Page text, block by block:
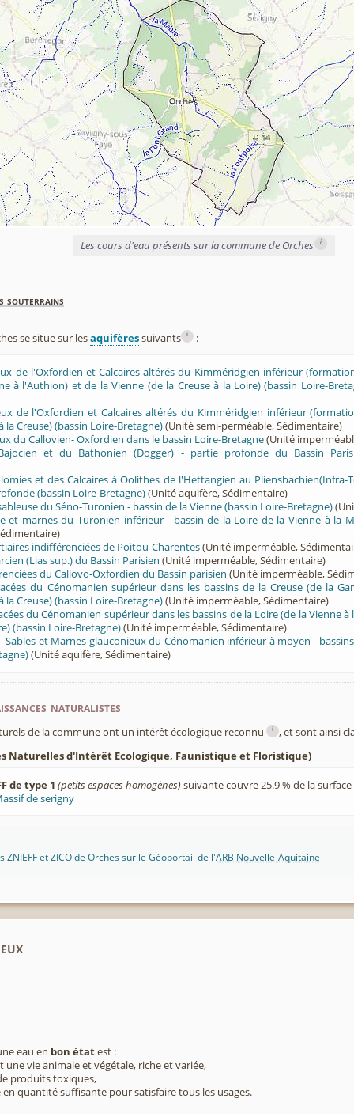
Les cours d'eau présents sur la commune de Orches i
souterrains
se situe sur lesaquifèressuivants i :
de l'Oxfordien et Calcaires altérés du Kimméridgien inférieur
à l'Authion) et de la Vienne (de la Creuse à la Loire) (bassin Loire-
de l'Oxfordien et Calcaires altérés du Kimméridgien inférieur
la Creuse) (bassin Loire-Bretagne)(Unité semi-perméable, Sédimentaire)
du Callovien- Oxfordien dans le bassin Loire-Bretagne(Unité
et du Bathonien (Dogger) - partie profonde du Bassin
et des Calcaires à Oolithes de l'Hettangien au Pliensbachien(Infra-
(bassin Loire-Bretagne)(Unité aquifère, Sédimentaire)
du Séno-Turonien - bassin de la Vienne (bassin Loire-Bretagne)
et marnes du Turonien inférieur - bassin de la Loire de la Vienne à la
indifférenciées de Poitou-Charentes(Unité imperméable,
(Lias sup.) du Bassin Parisien (Unité imperméable, Sédimentaire)
du Callovo-Oxfordien du Bassin parisien (Unité imperméable,
du Cénomanien supérieur dans les bassins de la Creuse (de la
la Creuse) (bassin Loire-Bretagne)(Unité imperméable, Sédimentaire)
du Cénomanien supérieur dans les bassins de la Loire (de la Vienne
(bassin Loire-Bretagne)(Unité imperméable, Sédimentaire)
Sables et Marnes glauconieux du Cénomanien inférieur à moyen -
(Unité aquifère, Sédimentaire)
naturalistes
de la commune ont un intérêt écologique reconnu i
, et sont ainsi
Naturelles d'Intérêt Ecologique, Faunistique et Floristique)
de type 1 (petits espaces homogènes)suivante couvre 25.9 % de la
de serigny
ZNIEFF et ZICO de Orches sur le Géoportail de l'ARB Nouvelle-Aquitaine
eau en bon étatest :
une vie animale et végétale, riche et variée,
produits toxiques,
quantité suffisante pour satisfaire tous les usages.